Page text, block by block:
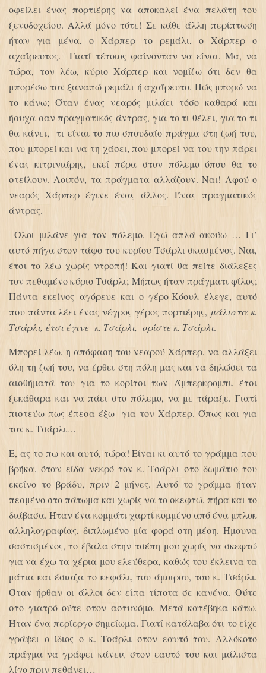
οφείλει ένας πορτιέρης να αποκαλεί ένα πελάτη του
ξενοδοχείου. Αλλά μόνο τότε! Σε κάθε άλλη περίπτωση
ήταν για μένα, ο Χάρπερ το ρεμάλι, ο Χάρπερ ο
αχαΐρευτος. Γιατί τέτοιος φαίνονταν να είναι. Μα, να
τώρα, τον λέω, κύριο Χάρπερ και νομίζω ότι δεν θα
μπορέσω τον ξαναπώ ρεμάλι ή αχαΐρευτο. Πώς μπορώ να
το κάνω; Όταν ένας νεαρός μιλάει τόσο καθαρά και
ήσυχα σαν πραγματικός άντρας, για το τι θέλει, για το τι
θα κάνει, τι είναι το πιο σπουδαίο πράγμα στη ζωή του,
που μπορεί και να τη χάσει, που μπορεί να του την πάρει
ένας κιτρινιάρης, εκεί πέρα στον πόλεμο όπου θα το
στείλουν. Λοιπόν, τα πράγματα αλλάζουν. Ναι! Αφού ο
νεαρός Χάρπερ έγινε ένας άλλος. Ένας πραγματικός
άντρας.
Όλοι μιλάνε για τον πόλεμο. Εγώ απλά ακούω … Γι’
αυτό πήγα στον τάφο του κυρίου Τσάρλι σκασμένος. Ναι,
έτσι το λέω χωρίς ντροπή! Και γιατί θα πείτε διάλεξες
τον πεθαμένο κύριο Τσάρλι; Μήπως ήταν πράγματι φίλος;
Πάντα εκείνος αγόρευε και ο γέρο-Κόουλ έλεγε, αυτό
που πάντα λέει ένας νέγρος γέρος πορτιέρης, μάλιστα κ.
Τσάρλι, έτσι έγινε κ. Τσάρλι, ορίστε κ. Τσάρλι.
Μπορεί λέω, η απόφαση του νεαρού Χάρπερ, να αλλάξει
όλη τη ζωή του, να έρθει στη πόλη μας και να δηλώσει τα
αισθήματά του για το κορίτσι των Άμπερκρομπι, έτσι
ξεκάθαρα και να πάει στο πόλεμο, να με τάραξε. Γιατί
πιστεύω πως έπεσα έξω για τον Χάρπερ. Όπως και για
τον κ. Τσάρλι…
Ε, ας το πω και αυτό, τώρα! Είναι κι αυτό το γράμμα που
βρήκα, όταν είδα νεκρό τον κ. Τσάρλι στο δωμάτιο του
εκείνο το βράδυ, πριν 2 μήνες. Αυτό το γράμμα ήταν
πεσμένο στο πάτωμα και χωρίς να το σκεφτώ, πήρα και το
διάβασα. Ήταν ένα κομμάτι χαρτί κομμένο από ένα μπλοκ
αλληλογραφίας, διπλωμένο μία φορά στη μέση. Ήμουνα
σαστισμένος, το έβαλα στην τσέπη μου χωρίς να σκεφτώ
για να έχω τα χέρια μου ελεύθερα, καθώς του έκλεινα τα
μάτια και έσιαζα το κεφάλι, του άμοιρου, του κ. Τσάρλι.
Όταν ήρθαν οι άλλοι δεν είπα τίποτα σε κανένα. Ούτε
στο γιατρό ούτε στον αστυνόμο. Μετά κατέβηκα κάτω.
Ήταν ένα περίεργο σημείωμα. Γιατί κατάλαβα ότι το είχε
γράψει ο ίδιος ο κ. Τσάρλι στον εαυτό του. Αλλόκοτο
πράγμα να γράφει κάνεις στον εαυτό του και μάλιστα
λίγο πριν πεθάνει…